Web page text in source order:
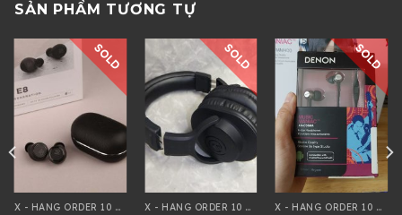
SẢN PHẨM TƯƠNG TỰ
SOLD
X - HÀNG ORDER 10 NGÀY
SOLD
X - HÀNG ORDER 10 NGÀY
SOLD
X - HÀNG ORDER 10 NGÀY